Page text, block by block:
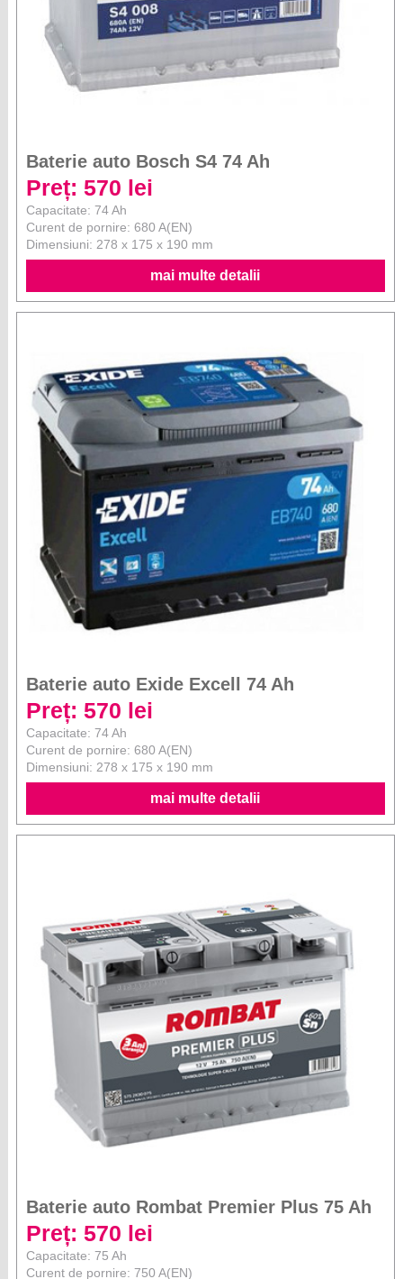
Baterie auto Bosch S4 74 Ah
Preț: 570 lei
Capacitate: 74 Ah
Curent de pornire: 680 A(EN)
Dimensiuni: 278 x 175 x 190 mm
mai multe detalii
Baterie auto Exide Excell 74 Ah
Preț: 570 lei
Capacitate: 74 Ah
Curent de pornire: 680 A(EN)
Dimensiuni: 278 x 175 x 190 mm
mai multe detalii
Baterie auto Rombat Premier Plus 75 Ah
Preț: 570 lei
Capacitate: 75 Ah
Curent de pornire: 750 A(EN)